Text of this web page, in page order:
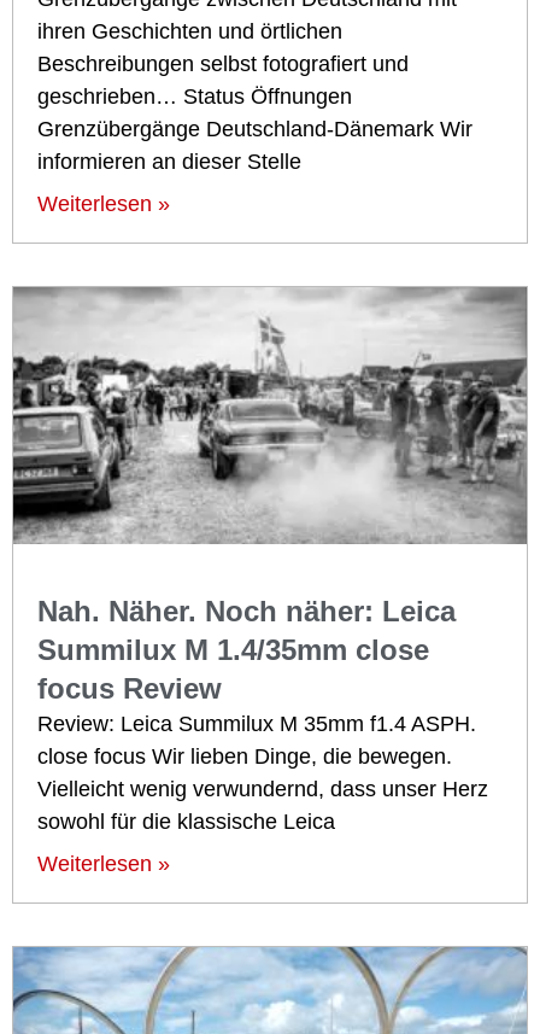
ihren Geschichten und örtlichen
Beschreibungen selbst fotografiert und
geschrieben… Status Öffnungen
Grenzübergänge Deutschland-Dänemark Wir
informieren an dieser Stelle
Weiterlesen »
Nah. Näher. Noch näher: Leica
Summilux M 1.4/35mm close
focus Review
Review: Leica Summilux M 35mm f1.4 ASPH.
close focus Wir lieben Dinge, die bewegen.
Vielleicht wenig verwundernd, dass unser Herz
sowohl für die klassische Leica
Weiterlesen »